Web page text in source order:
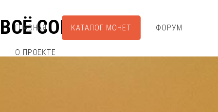
ВСЁ СОБРАЛ
ГЛАВНАЯ КАТАЛОГ МОНЕТ ФОРУМ
О ПРОЕКТЕ